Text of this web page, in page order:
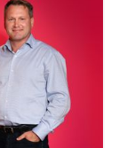
yhdistää
ja ihmisen
ja